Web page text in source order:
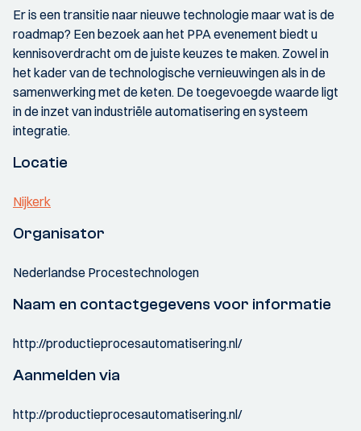
Er is een transitie naar nieuwe technologie maar wat is de
roadmap? Een bezoek aan het PPA evenement biedt u
kennisoverdracht om de juiste keuzes te maken. Zowel in
het kader van de technologische vernieuwingen als in de
samenwerking met de keten. De toegevoegde waarde ligt
in de inzet van industriële automatisering en systeem
integratie.
Locatie
Nijkerk
Organisator
Nederlandse Procestechnologen
Naam en contactgegevens voor informatie
http://productieprocesautomatisering.nl/
Aanmelden via
http://productieprocesautomatisering.nl/